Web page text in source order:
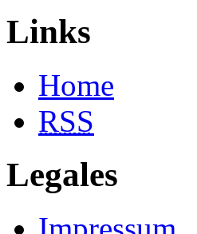
Links
Home
RSS
Legales